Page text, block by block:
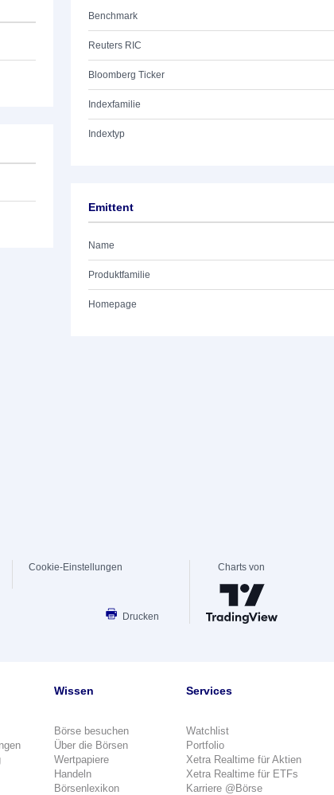
Benchmark
Reuters RIC
Bloomberg Ticker
Indexfamilie
Indextyp
Emittent
Name
Produktfamilie
Homepage
Cookie-Einstellungen
Drucken
Charts von
Wissen
Börse besuchen
Über die Börsen
Wertpapiere
Handeln
Börsenlexikon
Services
Watchlist
Portfolio
Xetra Realtime für Aktien
Xetra Realtime für ETFs
Karriere @Börse